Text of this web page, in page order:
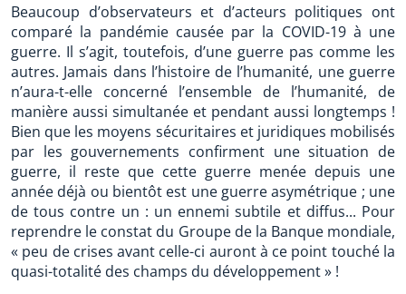
Beaucoup d’observateurs et d’acteurs politiques ont
comparé la pandémie causée par la COVID-19 à une
guerre. Il s’agit, toutefois, d’une guerre pas comme les
autres. Jamais dans l’histoire de l’humanité, une guerre
n’aura-t-elle concerné l’ensemble de l’humanité, de
manière aussi simultanée et pendant aussi longtemps !
Bien que les moyens sécuritaires et juridiques mobilisés
par les gouvernements confirment une situation de
guerre, il reste que cette guerre menée depuis une
année déjà ou bientôt est une guerre asymétrique ; une
de tous contre un : un ennemi subtile et diffus... Pour
reprendre le constat du Groupe de la Banque mondiale,
« peu de crises avant celle-ci auront à ce point touché la
quasi-totalité des champs du développement » !